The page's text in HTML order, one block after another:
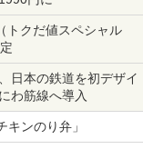
トクだ値スペシャル
日本の鉄道を初デザイ
わ筋線へ導入
キンのり弁」